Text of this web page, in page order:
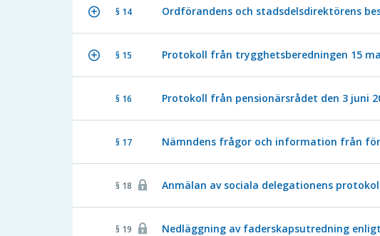
§ 14 Ordförandens och stadsdelsdirektörens
§ 15 Protokoll från trygghetsberedningen 15
§ 16 Protokoll från pensionärsrådet den 3 juni
§ 17 Nämndens frågor och information från
§ 18 Anmälan av sociala delegationens
§ 19 Nedläggning av faderskapsutredning